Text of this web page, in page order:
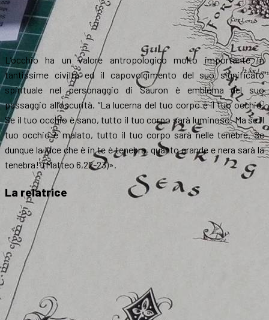
L’occhio ha un valore antropologico molto importante in
tantissime civiltà ed il capovolgimento del suo significato
spirituale nel personaggio di Sauron è emblema del suo
passaggio all’oscurità. “La lucerna del tuo corpo è il tuo occhio.
Se il tuo occhio è sano, tutto il tuo corpo sarà luminoso. Ma se il
tuo occhio è malato, tutto il tuo corpo sarà nelle tenebre. Se
dunque la luce che è in te è tenebra, quanto grande e nera sarà la
tenebra!” (Matteo 6,22-23)».
La relatrice